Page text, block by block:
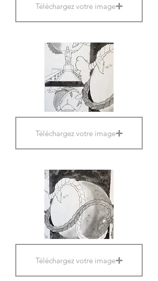
Téléchargez votre image
Téléchargez votre image
Téléchargez votre image